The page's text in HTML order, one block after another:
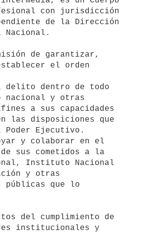
con jurisdicción
de la Dirección
el orden
delito dentro de todo
y otras
a sus capacidades
las disposiciones que
Poder Ejecutivo.
y colaborar en el
sus cometidos a la
Instituto Nacional
y otras
públicas que lo
institucionales y